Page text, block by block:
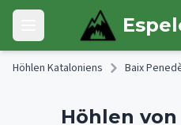
Skip to main content
Open main menu
Höhlen Kataloniens Baix
Höhlen